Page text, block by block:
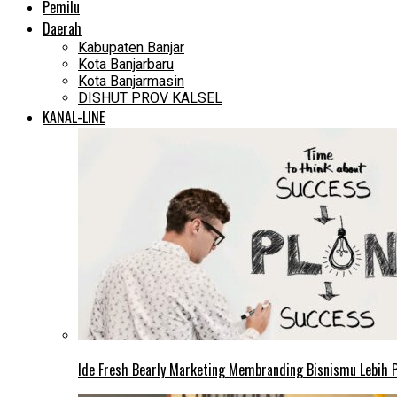
Pemilu
Daerah
Kabupaten Banjar
Kota Banjarbaru
Kota Banjarmasin
DISHUT PROV KALSEL
KANAL-LINE
Ide Fresh Bearly Marketing Membranding Bisnismu Lebih